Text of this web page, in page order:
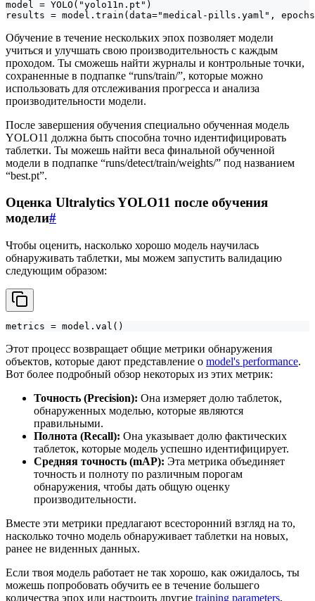
model = YOLO("yolo11n.pt")
results = model.train(data="medical-pills.yaml",
Обучение в течение нескольких эпох позволяет модели
учиться и улучшать свою производительность с каждым
проходом. Ты сможешь найти журналы и контрольные точки,
сохраненные в подпапке “runs/train/”, которые можно
использовать для отслеживания прогресса и анализа
производительности модели.
После завершения обучения специально обученная модель
YOLO11 должна быть способна точно идентифицировать
таблетки. Ты можешь найти веса финальной обученной
модели в подпапке “runs/detect/train/weights/” под названием
“best.pt”.
Оценка Ultralytics YOLO11 после обучения
модели#
Чтобы оценить, насколько хорошо модель научилась
обнаруживать таблетки, мы можем запустить валидацию
следующим образом:
metrics = model.val()
Этот процесс возвращает общие метрики обнаружения
объектов, которые дают представление о model's performance.
Вот более подробный обзор некоторых из этих метрик:
Точность (Precision): Она измеряет долю таблеток,
обнаруженных моделью, которые являются
правильными.
Полнота (Recall): Она указывает долю фактических
таблеток, которые модель успешно идентифицирует.
Средняя точность (mAP): Эта метрика объединяет
точность и полноту по различным порогам
обнаружения, чтобы дать общую оценку
производительности.
Вместе эти метрики предлагают всесторонний взгляд на то,
насколько точно модель обнаруживает таблетки на новых,
ранее не виденных данных.
Если твоя модель работает не так хорошо, как ожидалось, ты
можешь попробовать обучить ее в течение большего
количества эпох или настроить другие training parameters,